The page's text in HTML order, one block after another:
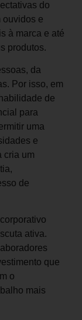
do
ouvidos e
à marca e até
produtos.
da
Por isso, em
de
para
uma
e
cria um
de
ativa.
que
o
mais